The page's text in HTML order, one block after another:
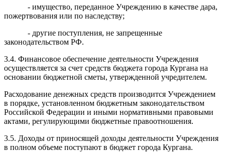
- имущество, переданное Учреждению в качестве дара,
пожертвования или по наследству;
- другие поступления, не запрещенные
законодательством РФ.
3.4. Финансовое обеспечение деятельности Учреждения
осуществляется за счет средств бюджета города Кургана на
основании бюджетной сметы, утвержденной учредителем.
Расходование денежных средств производится Учреждением
в порядке, установленном бюджетным законодательством
Российской Федерации и иными нормативными правовыми
актами, регулирующими бюджетные правоотношения.
3.5. Доходы от приносящей доходы деятельности Учреждения
в полном объеме поступают в бюджет города Кургана.